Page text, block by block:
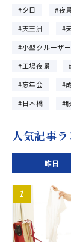
夕日
夜
天王洲
小型クルーザー
工場夜景
忘年会
日本橋
人気記事
昨日